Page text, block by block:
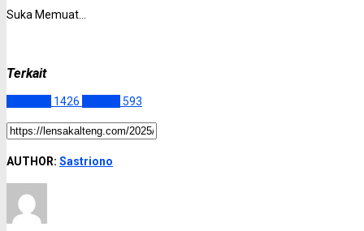
Suka Memuat...
Terkait
1426 593
AUTHOR: Sastriono